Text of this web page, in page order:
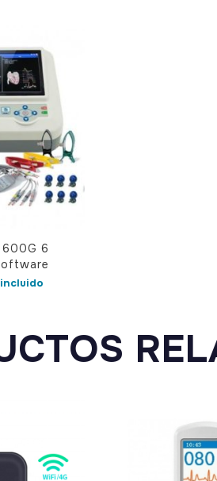
600G 6
incluido